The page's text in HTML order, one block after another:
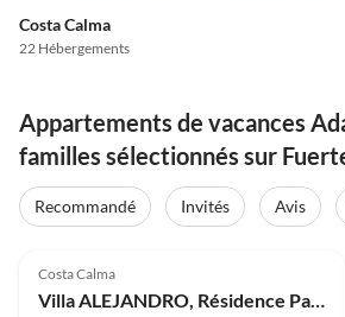
Costa Calma
22 Hébergements
Appartements de vacances
familles sélectionnés sur
Recommandé Invités Avis
Costa Calma